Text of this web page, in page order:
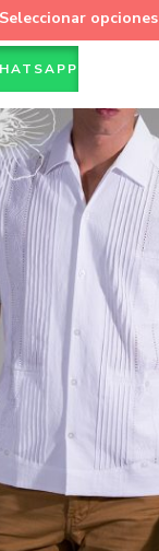
Seleccionar opciones